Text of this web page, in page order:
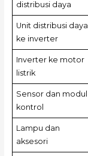
distribusi daya
Unit distribusi daya
ke inverter
Inverter ke motor
listrik
Sensor dan modul
kontrol
Lampu dan
aksesori